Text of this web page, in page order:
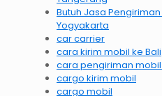
Butuh Jasa
Yogyakarta
car carrier
cara kirim mobil ke Bali
cara pengiriman
cargo kirim mobil
cargo mobil